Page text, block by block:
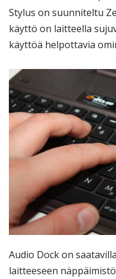
Stylus on suunniteltu
käyttö on laitteella
käyttöä helpottavia
Audio Dock on
laitteeseen